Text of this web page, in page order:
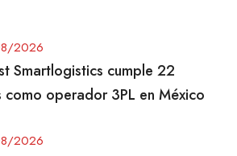
2026
Smartlogistics cumple 22
como operador 3PL en México
2026